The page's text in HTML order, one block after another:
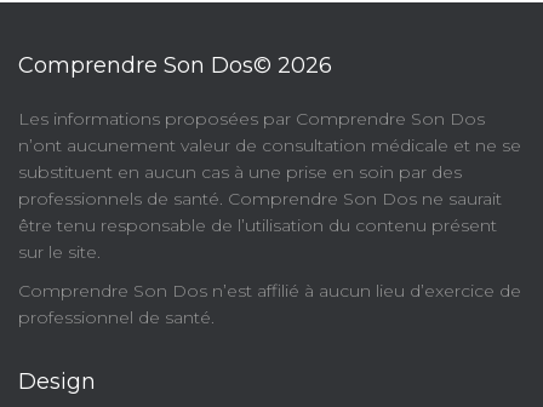
Comprendre Son Dos© 2026
​Les informations proposées par Comprendre Son Dos
n’ont aucunement valeur de consultation médicale et ne se
substituent en aucun cas à une prise en soin par des
professionnels de santé. Comprendre Son Dos ne saurait
être tenu responsable de l’utilisation du contenu présent
sur le site.
Comprendre Son Dos n’est affilié à aucun lieu d’exercice de
professionnel de santé.
Design